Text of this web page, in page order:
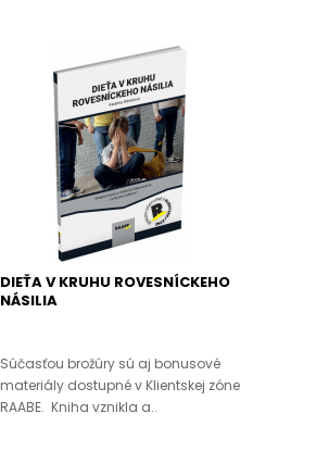
DIEŤA V KRUHU ROVESNÍCKEHO
NÁSILIA
Súčasťou brožúry sú aj bonusové
materiály dostupné v Klientskej zóne
RAABE. Kniha vznikla a..